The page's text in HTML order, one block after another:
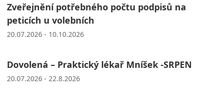
Zveřejnění potřebného počtu podpisů na
peticích u volebních
20.07.2026 - 10.10.2026
Dovolená – Praktický lékař Mníšek -SRPEN
20.07.2026 - 22.8.2026